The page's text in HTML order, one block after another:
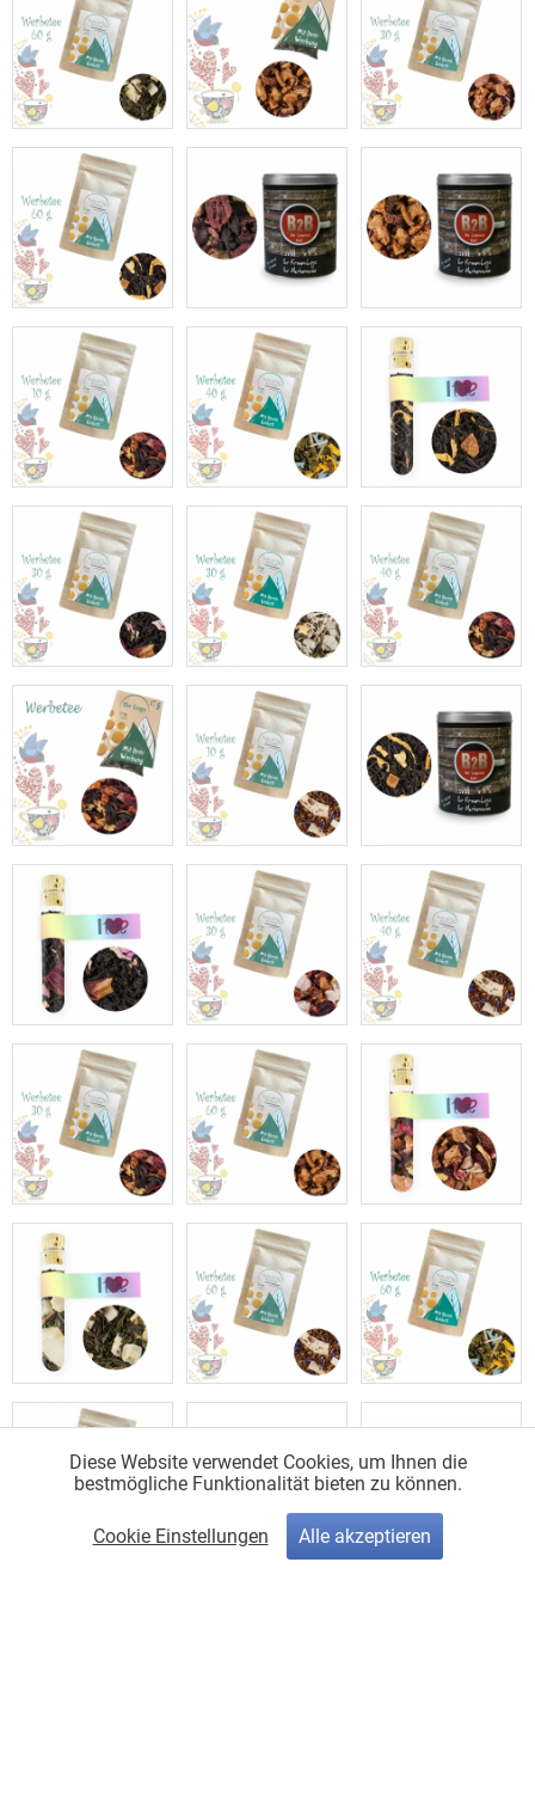
Diese Website verwendet Cookies, um Ihnen die
bestmögliche Funktionalität bieten zu können.
Cookie Einstellungen Alle akzeptieren